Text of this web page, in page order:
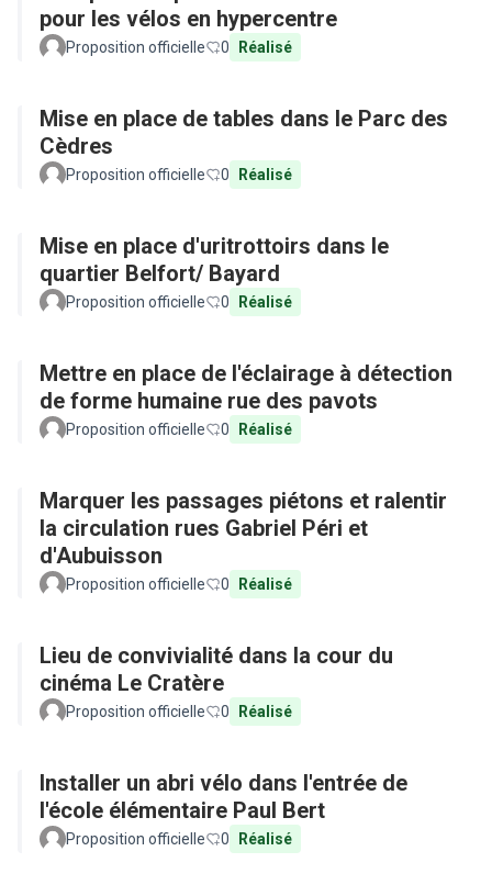
pour les vélos en hypercentre
Proposition officielle 0 Réalisé
Mise en place de tables dans le Parc des
Cèdres
Proposition officielle 0 Réalisé
Mise en place d'uritrottoirs dans le
quartier Belfort/ Bayard
Proposition officielle 0 Réalisé
Mettre en place de l'éclairage à détection
de forme humaine rue des pavots
Proposition officielle 0 Réalisé
Marquer les passages piétons et ralentir
la circulation rues Gabriel Péri et
d'Aubuisson
Proposition officielle 0 Réalisé
Lieu de convivialité dans la cour du
cinéma Le Cratère
Proposition officielle 0 Réalisé
Installer un abri vélo dans l'entrée de
l'école élémentaire Paul Bert
Proposition officielle 0 Réalisé